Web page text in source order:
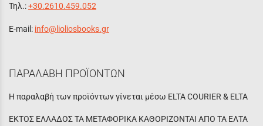
Τηλ.:+30.2610.459.052
E-mail: info@lioliosbooks.gr
ΠΑΡΑΛΑΒΗ ΠΡΟΪΟΝΤΩΝ
Η παραλαβή των προϊόντων γίνεται μέσω ELTA COURIER & ELTA
ΕΚΤΟΣ ΕΛΛΑΔΟΣ ΤΑ ΜΕΤΑΦΟΡΙΚΑ ΚΑΘΟΡΙΖΟΝΤΑΙ ΑΠΟ ΤΑ ΕΛΤΑ